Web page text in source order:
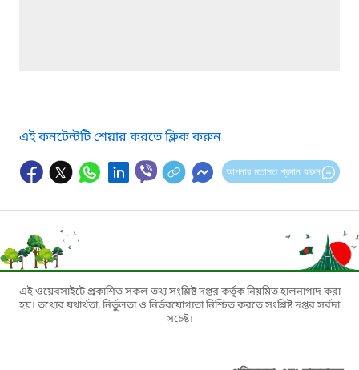
এই কনটেন্টটি শেয়ার করতে ক্লিক করুন
আপনার মতামত প্রদান করুন
এই ওয়েবসাইটে প্রকাশিত সকল তথ্য সংশ্লিষ্ট দপ্তর কর্তৃক নিয়মিত হালনাগাদ করা
হয়। তথ্যের যথার্থতা, নির্ভুলতা ও নির্ভরযোগ্যতা নিশ্চিত করতে সংশ্লিষ্ট দপ্তর সর্বদা
সচেষ্ট।